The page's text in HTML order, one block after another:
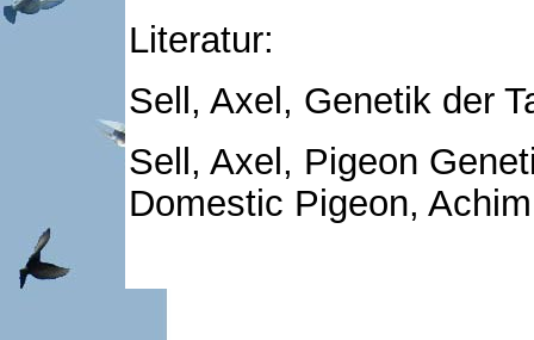
Literatur:
Sell, Axel, Genetik der
Sell, Axel, Pigeon
Domestic Pigeon,